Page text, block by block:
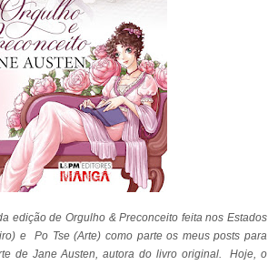
edição de Orgulho & Preconceito feita nos Estados
e Po Tse (Arte) como parte os meus posts para
de Jane Austen, autora do livro original. Hoje, o